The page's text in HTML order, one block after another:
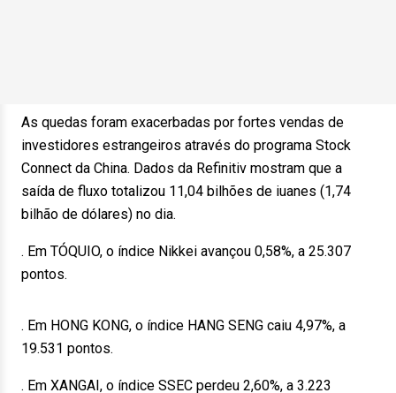
As quedas foram exacerbadas por fortes vendas de
investidores estrangeiros através do programa Stock
Connect da China. Dados da Refinitiv mostram que a
saída de fluxo totalizou 11,04 bilhões de iuanes (1,74
bilhão de dólares) no dia.
. Em TÓQUIO, o índice Nikkei avançou 0,58%, a 25.307
pontos.
. Em HONG KONG, o índice HANG SENG caiu 4,97%, a
19.531 pontos.
. Em XANGAI, o índice SSEC perdeu 2,60%, a 3.223